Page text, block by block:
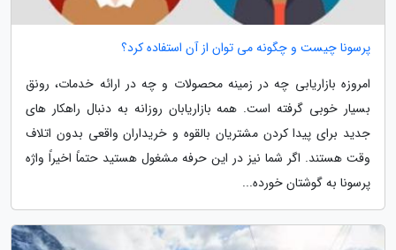
پرسونا چیست و چگونه می توان از آن استفاده کرد؟
امروزه بازاریابی چه در زمینه محصولات و چه در ارائه خدمات، رونق
بسیار خوبی گرفته است. همه بازاریابان روزانه به دنبال راهکار های
جدید برای پیدا کردن مشتریان بالقوه و خریداران واقعی بدون اتلاف
وقت هستند. اگر شما نیز در این حرفه مشغول هستید حتماً اخیراً واژه
پرسونا به گوشتان خورده...